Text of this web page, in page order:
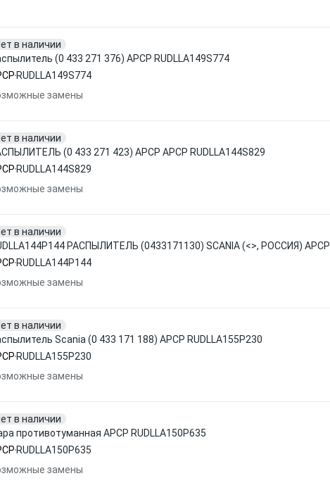
в наличии
(0 433 271 376) APCP RUDLLA149S774
RUDLLA149S774
замены
в наличии
(0 433 271 423) APCP APCP RUDLLA144S829
RUDLLA144S829
замены
в наличии
РАСПЫЛИТЕЛЬ (0433171130) SCANIA (<>, РОССИЯ) APCP
RUDLLA144P144
замены
в наличии
Scania (0 433 171 188) APCP RUDLLA155P230
RUDLLA155P230
замены
в наличии
противотуманная APCP RUDLLA150P635
RUDLLA150P635
замены